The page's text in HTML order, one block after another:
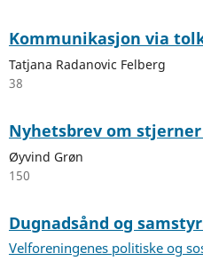
Kommunikasjon via
Tatjana Radanovic Felberg
38
Nyhetsbrev om
Øyvind Grøn
150
Dugnadsånd og
Velforeningenes politiske og